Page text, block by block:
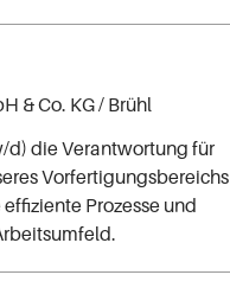
& Co. KG/ Brühl
d) die Verantwortung für
Vorfertigungsbereichs
Prozesse und